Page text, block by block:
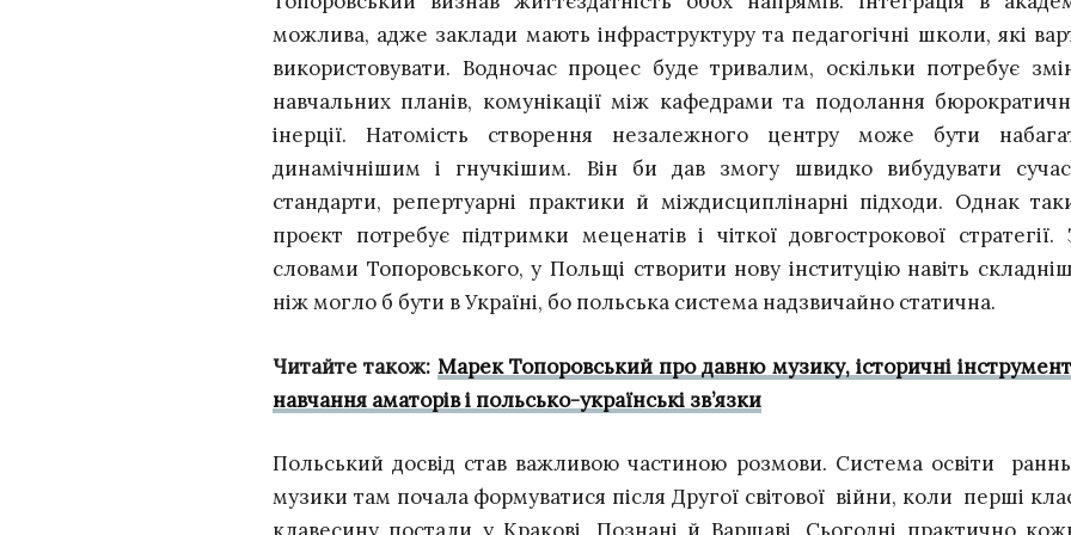
можлива, адже заклади мають інфраструктуру та педагогічні школи, які
використовувати. Водночас процес буде тривалим, оскільки потребує
навчальних планів, комунікації між кафедрами та подолання
інерції. Натомість створення незалежного центру може бути
динамічнішим і гнучкішим. Він би дав змогу швидко вибудувати
стандарти, репертуарні практики й міждисциплінарні підходи. Однак
проєкт потребує підтримки меценатів і чіткої довгострокової стратегії.
словами Топоровського, у Польщі створити нову інституцію навіть
ніж могло б бути в Україні, бо польська система надзвичайно статична.
Читайте також: Марек Топоровський про давню музику, історичні
навчання аматорів і польсько-українські зв’язки
Польський досвід став важливою частиною розмови. Система освіти
музики там почала формуватися після Другої світової війни, коли перші